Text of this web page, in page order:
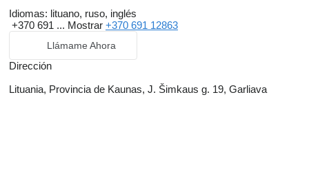
Idiomas: lituano, ruso, inglés
+370 691 ... Mostrar +370 691 12863
Llámame Ahora
Dirección
Lituania, Provincia de Kaunas, J. Šimkaus g. 19, Garliava